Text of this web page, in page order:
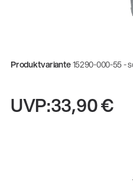
Produktvariante15290-000-55 -
UVP:33,90 €